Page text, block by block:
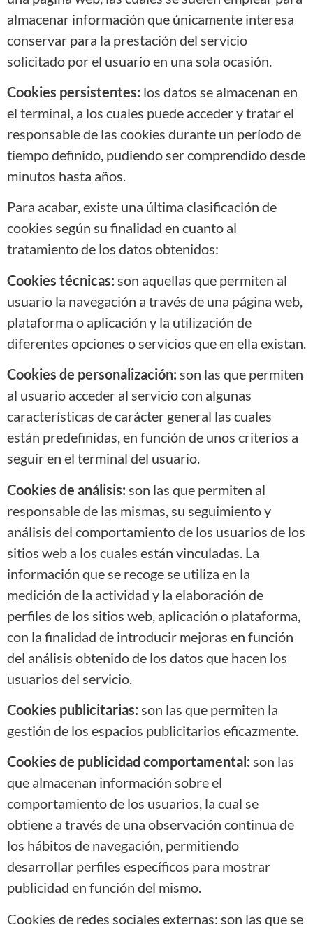
almacenar información que únicamente interesa
conservar para la prestación del servicio
solicitado por el usuario en una sola ocasión.
Cookies persistentes: los datos se almacenan en
el terminal, a los cuales puede acceder y tratar el
responsable de las cookies durante un período de
tiempo definido, pudiendo ser comprendido desde
minutos hasta años.
Para acabar, existe una última clasificación de
cookies según su finalidad en cuanto al
tratamiento de los datos obtenidos:
Cookies técnicas: son aquellas que permiten al
usuario la navegación a través de una página web,
plataforma o aplicación y la utilización de
diferentes opciones o servicios que en ella existan.
Cookies de personalización: son las que permiten
al usuario acceder al servicio con algunas
características de carácter general las cuales
están predefinidas, en función de unos criterios a
seguir en el terminal del usuario.
Cookies de análisis: son las que permiten al
responsable de las mismas, su seguimiento y
análisis del comportamiento de los usuarios de los
sitios web a los cuales están vinculadas. La
información que se recoge se utiliza en la
medición de la actividad y la elaboración de
perfiles de los sitios web, aplicación o plataforma,
con la finalidad de introducir mejoras en función
del análisis obtenido de los datos que hacen los
usuarios del servicio.
Cookies publicitarias: son las que permiten la
gestión de los espacios publicitarios eficazmente.
Cookies de publicidad comportamental: son las
que almacenan información sobre el
comportamiento de los usuarios, la cual se
obtiene a través de una observación continua de
los hábitos de navegación, permitiendo
desarrollar perfiles específicos para mostrar
publicidad en función del mismo.
Cookies de redes sociales externas: son las que se